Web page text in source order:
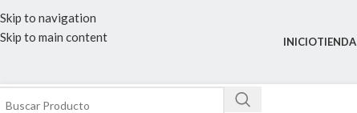
Skip to navigation
Skip to main content
INICIOTIENDA